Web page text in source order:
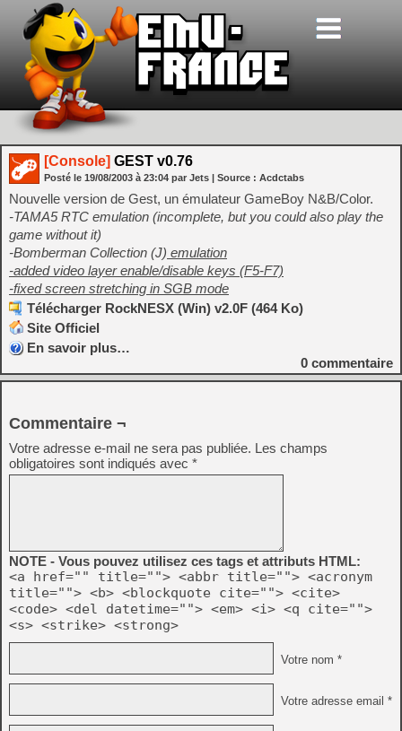
[Console] GEST v0.76
Posté le 19/08/2003 à 23:04 par Jets | Source : Acdctabs
Nouvelle version de Gest, un émulateur GameBoy N&B/Color.
-TAMA5 RTC emulation (incomplete, but you could also play the
game without it)
-Bomberman Collection (J) emulation
-added video layer enable/disable keys (F5-F7)
-fixed screen stretching in SGB mode
Télécharger RockNESX (Win) v2.0F (464 Ko)
Site Officiel
En savoir plus…
0 commentaire
Commentaire ¬
Votre adresse e-mail ne sera pas publiée. Les champs
obligatoires sont indiqués avec *
NOTE - Vous pouvez utilisez ces tags et attributs HTML:
<a href="" title=""> <abbr title=""> <acronym
title=""> <b> <blockquote cite=""> <cite>
<code> <del datetime=""> <em> <i> <q cite="">
<s> <strike> <strong>
Votre nom *
Votre adresse email *